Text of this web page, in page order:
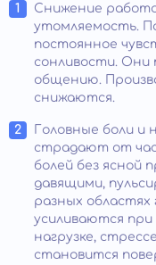
Снижение
утомляемость.
постоянное
сонливости.
общению.
снижаются.
Головные боли и
страдают от
болей без ясной
давящими,
разных
усиливаются при
нагрузке,
становится